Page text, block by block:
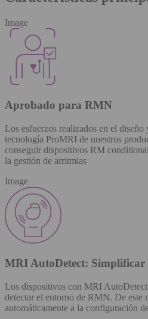
Image
Aprobado para RMN
Los esfuerzos realizados en el diseño
tecnología ProMRI de nuestros
conseguir dispositivos RM
la gestión de arritmias
Image
MRI AutoDetect: Simplificar
Los dispositivos con MRI
detectar el entorno de RMN. De este
automáticamente a la configuración